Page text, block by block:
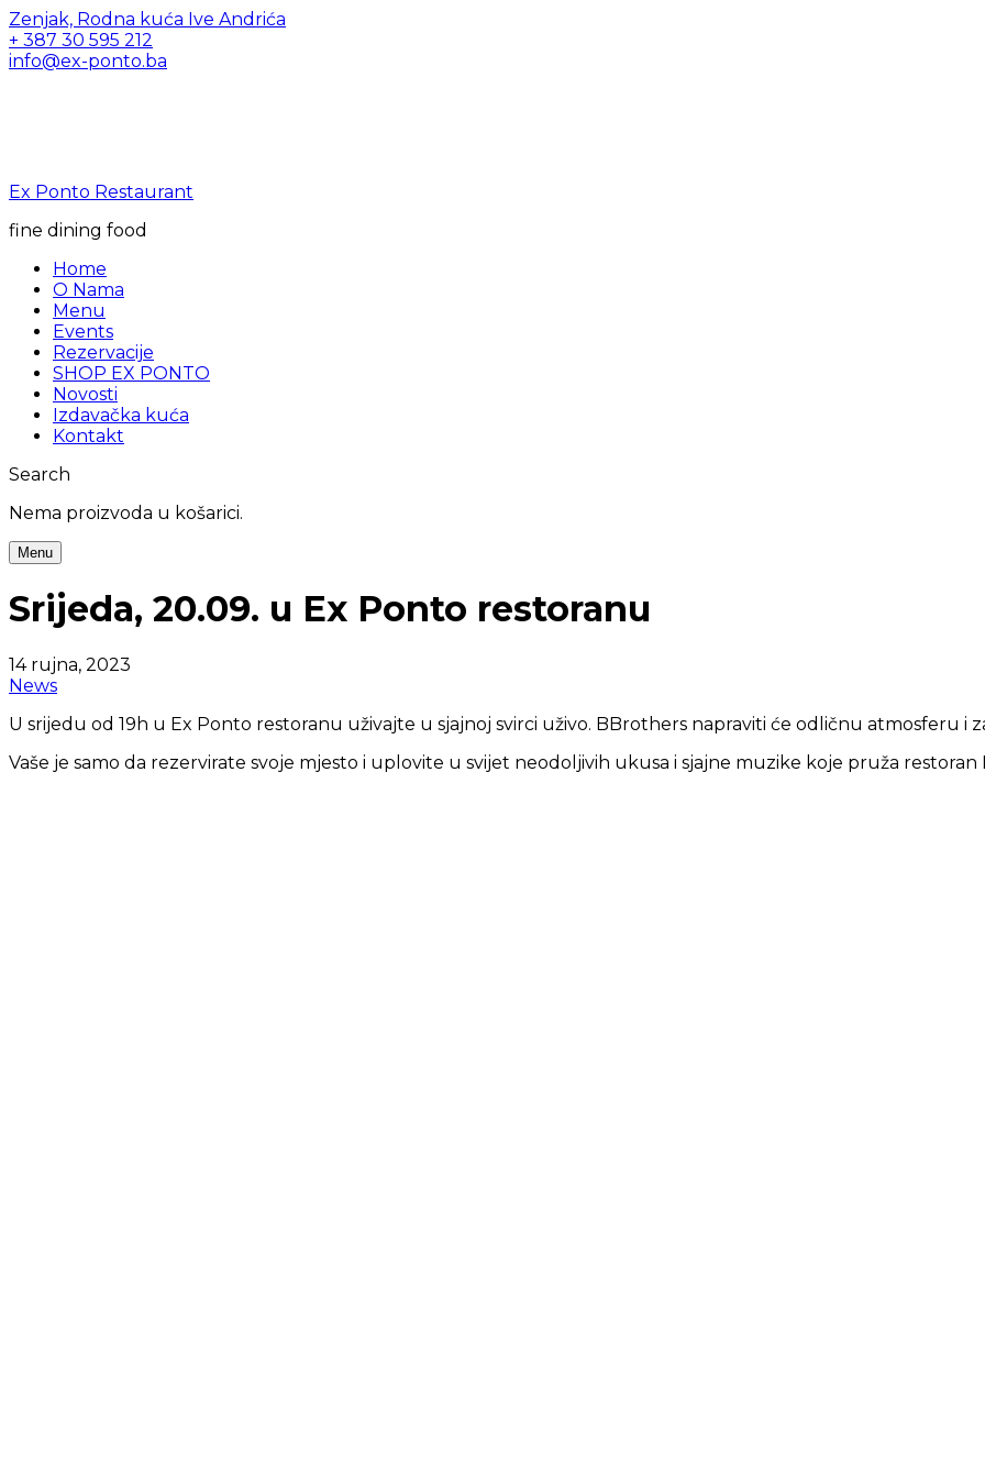
Zenjak, Rodna kuća Ive Andrića
+ 387 30 595 212
info@ex-ponto.ba
Ex Ponto Restaurant
fine dining food
Home
O Nama
Menu
Events
Rezervacije
SHOP EX PONTO
Novosti
Izdavačka kuća
Kontakt
Search
Nema proizvoda u košarici.
Menu
Srijeda, 20.09. u Ex Ponto restoranu
14 rujna, 2023
News
U srijedu od 19h u Ex Ponto restoranu uživajte u sjajnoj svirci uživo. BBrothers napraviti će odličnu atmosferu i
Vaše je samo da rezervirate svoje mjesto i uplovite u svijet neodoljivih ukusa i sjajne muzike koje pruža restoran